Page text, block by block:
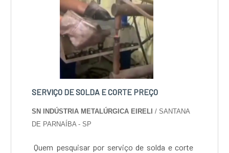
SERVIÇO DE SOLDA E CORTE PREÇO
SN INDÚSTRIA METALÚRGICA EIRELI / SANTANA
DE PARNAÍBA - SP
Quem pesquisar por serviço de solda e corte